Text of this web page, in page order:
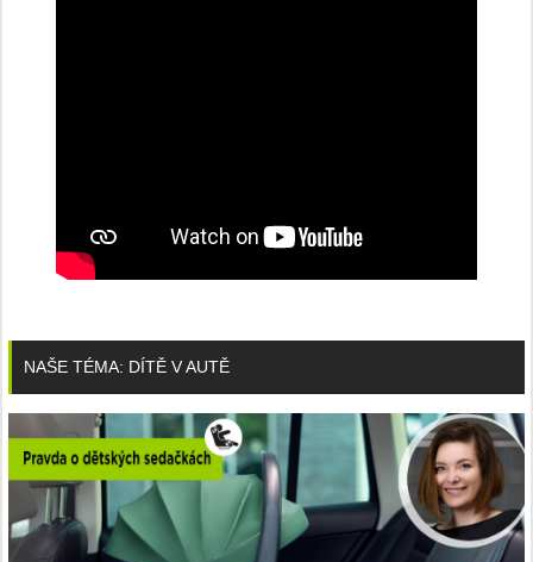
NAŠE TÉMA: DÍTĚ V AUTĚ